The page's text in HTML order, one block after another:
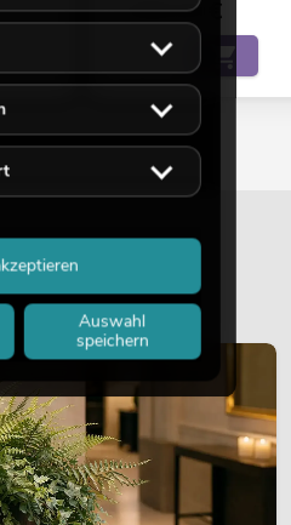
1.999,00 €
Auswahl
speichern